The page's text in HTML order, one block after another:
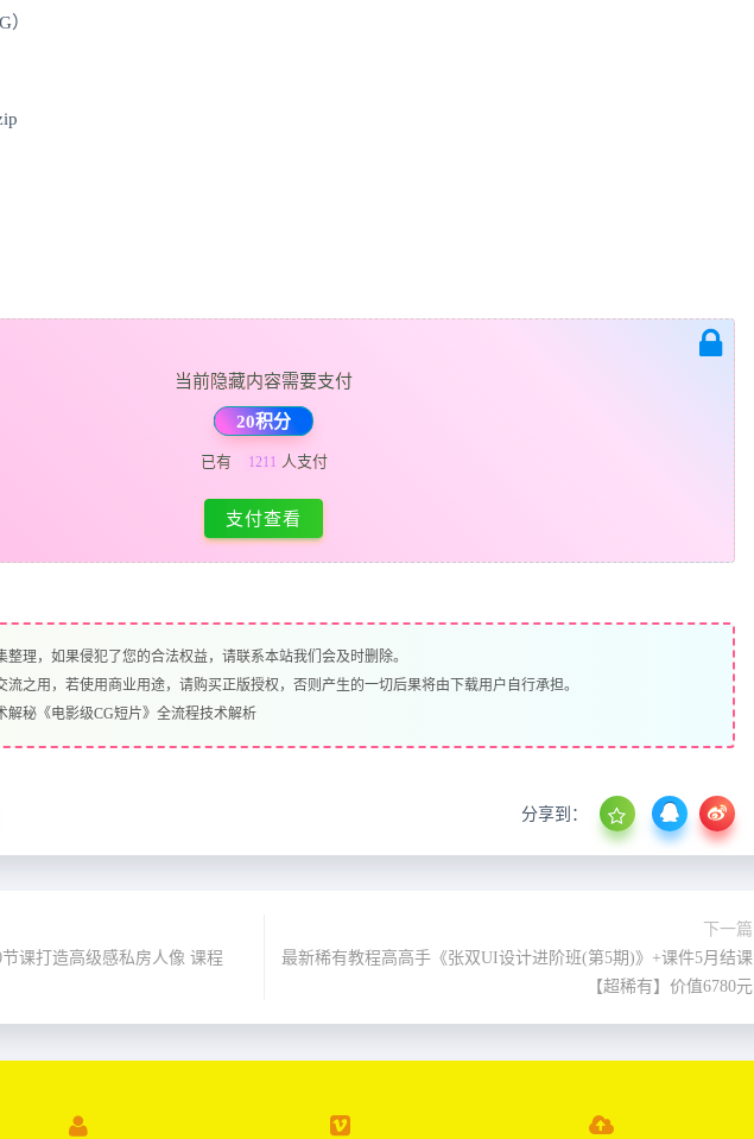
）
当前隐藏内容需要支付
20积分
已有 1211 人支付
支付查看
整理，如果侵犯了您的合法权益，请联系本站我们会及时删除。
流之用，若使用商业用途，请购买正版授权，否则产生的一切后果将由下载用户自行承担。
解秘《电影级CG短片》全流程技术解析
分享到：
课打造高级感私房人像 课程
下一篇
最新稀有教程高高手《张双UI设计进阶班(第5期)》+课件5月结课
【超稀有】价值6780元